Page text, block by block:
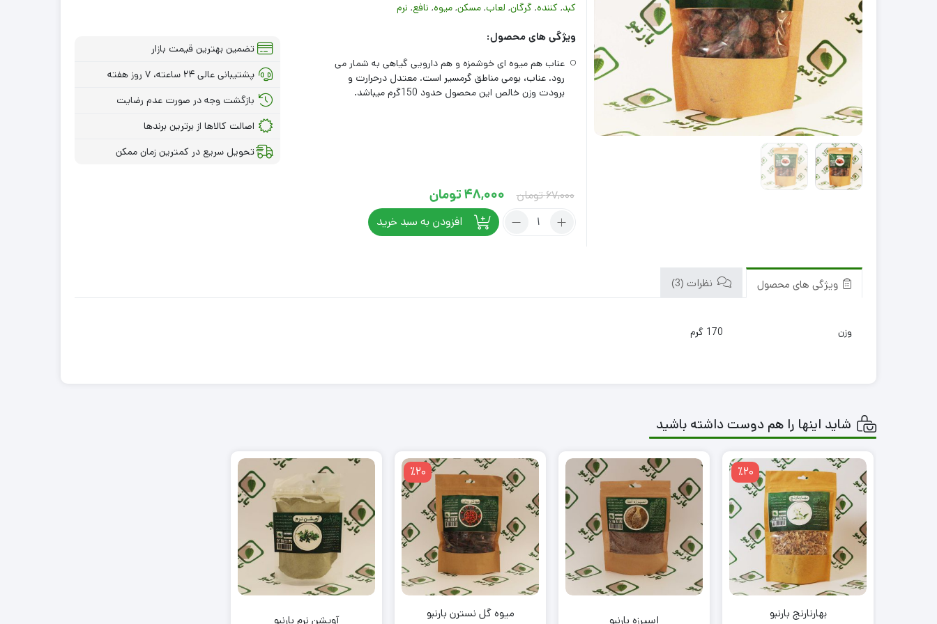
سبک
کبد,کننده,گرگان, لعاب,مسکن,میوه, نافع, نرم
ویژگی های محصول:
عناب هم میوه ای خوشمزه و هم دارویی گیاهی به شمار می
رود. عناب، بومی مناطق گرمسیر است. معتدل درحرارت و
برودت وزن خالص این محصول حدود 150گرم میباشد.
تضمین بهترین قیمت بازار
پشتیبانی عالی ۲۴ ساعته، ۷ روز هفته
بازگشت وجه در صورت عدم رضایت
اصالت کالاها از برترین برندها
تحویل سریع در کمترین زمان ممکن
67,000تومان
Original
price
was:
48,000تومان
price
is:
تعداد:
افزودن به سبد خرید
ویژگی های محصول نظرات (3)
وزن 170 گرم
شاید اینها را هم دوست داشته باشید
٪20
بهارنارنج بارنبو اسپرزه بارنبو
٪20
میوه گل نسترن بارنبو آویشن نرم بارنبو